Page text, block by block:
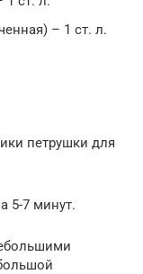
– 1 ст. л.
петрушки для
5-7 минут.